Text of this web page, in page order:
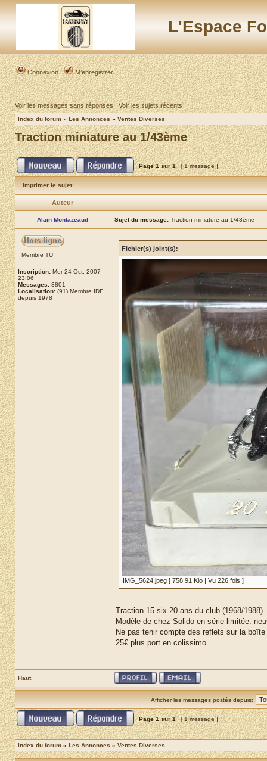
L'Espace
Connexion M’enregistrer
Voir les messages sans réponses|Voir les sujets récents
Index du forum » Les Annonces » Ventes Diverses
Traction miniature au 1/43ème
Page1sur1 [ 1 message ]
Imprimer le sujet
Auteur
Alain Montazeaud Sujet du message: Traction miniature au 1/43ème
Membre TU
Inscription: Mer 24 Oct, 2007-
23:06
Messages: 3801
Localisation: (91) Membre IDF
depuis 1978
Fichier(s) joint(s):
IMG_5624.jpeg [ 758.91 Kio | Vu 226 fois ]
Traction 15 six 20 ans du club (1968/1988)
Modèle de chez Solido en série limitée.
Ne pas tenir compte des reflets sur la boîte
25€ plus port en colissimo
Haut
Afficher les messages postés depuis:
Page1sur1 [ 1 message ]
Index du forum » Les Annonces » Ventes Diverses